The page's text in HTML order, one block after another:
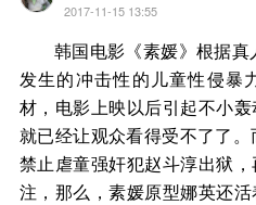
2017-11-15 13:55
韩国电影《素媛》根据
发生的冲击性的儿童性侵
材，电影上映以后引起不小
就已经让观众看得受不了了
禁止虐童强奸犯赵斗淳出狱
注，那么，素媛原型娜英还